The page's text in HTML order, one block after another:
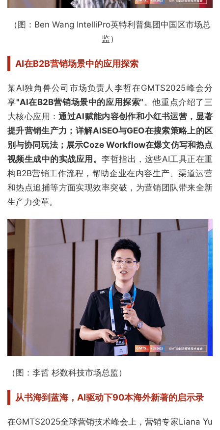
（图：Ben Wang IntelliPro英特利普集团中国区市场总
监）
AI在B2B营销场景中的应用探索
某AI独角兽公司市场负责人李哲在GMTS2025峰会分
享"AI在B2B营销场景中的应用探索"。他重点介绍了三
大核心应用：通过AI赋能内容创作和小红书运营，显著
提升营销生产力；详解AISEO与GEO在搜索策略上的区
别与协同玩法；展示Coze Workflow在爆文仿写和热点
视频生成中的实战应用。李哲指出，这些AI工具正在重
构B2B营销工作流程，帮助企业在内容生产、渠道运营
和热点追捕等方面实现效率突破，为营销团队带来全新
生产力变革。
（图：李哲 杉数科技市场总监）
从书海到蓝海， AI驱动下90本海外新著的启示录
在GMTS2025全球营销技术峰会上，营销专家Liana Yu